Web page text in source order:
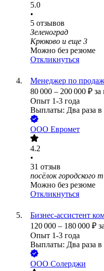
5.0
•
5 отзывов
Зеленоград
Крюково и еще 3
Можно без резюме
Откликнуться
Менеджер по
80 000 – 200 000 ₽ за
Опыт 1-3 года
Выплаты: Два раза в
ООО Евромет
4.2
•
31 отзыв
посёлок городского
Можно без резюме
Откликнуться
Бизнес-ассистент
120 000 – 180 000 ₽
Опыт 1-3 года
Выплаты: Два раза в
ООО Солерджи